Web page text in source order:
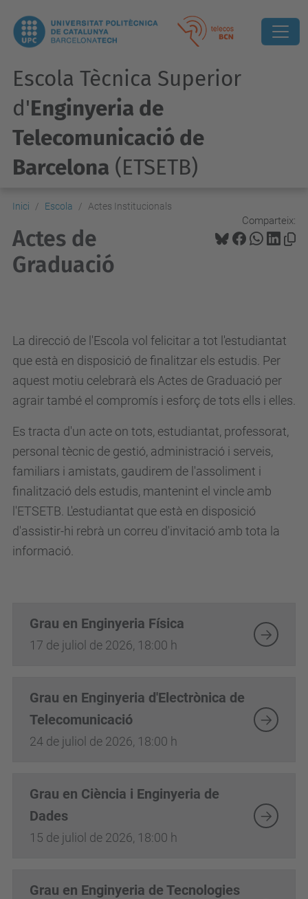
Escola Tècnica Superior
d'Enginyeria de
Telecomunicació de
Barcelona (ETSETB)
Inici Escola Actes Institucionals
Comparteix:
Actes de
Graduació
La direcció de l'Escola vol felicitar a tot l'estudiantat
que està en disposició de finalitzar els estudis. Per
aquest motiu celebrarà els Actes de Graduació per
agrair també el compromís i esforç de tots ells i elles.
Es tracta d'un acte on tots, estudiantat, professorat,
personal tècnic de gestió, administració i serveis,
familiars i amistats, gaudirem de l'assoliment i
finalització dels estudis, mantenint el vincle amb
l'ETSETB. L'estudiantat que està en disposició
d'assistir-hi rebrà un correu d'invitació amb tota la
informació.
Grau en Enginyeria Física
17 de juliol de 2026, 18:00 h
Grau en Enginyeria d'Electrònica de
Telecomunicació
24 de juliol de 2026, 18:00 h
Grau en Ciència i Enginyeria de
Dades
15 de juliol de 2026, 18:00 h
Grau en Enginyeria de Tecnologies